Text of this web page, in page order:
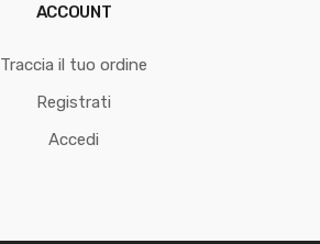
ACCOUNT
Traccia il tuo ordine
Registrati
Accedi